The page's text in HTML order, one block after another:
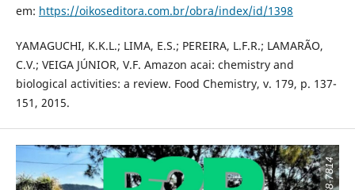
em: https://oikoseditora.com.br/obra/index/id/1398
YAMAGUCHI, K.K.L.; LIMA, E.S.; PEREIRA, L.F.R.; LAMARÃO,
C.V.; VEIGA JÚNIOR, V.F. Amazon acai: chemistry and
biological activities: a review. Food Chemistry, v. 179, p. 137-
151, 2015.